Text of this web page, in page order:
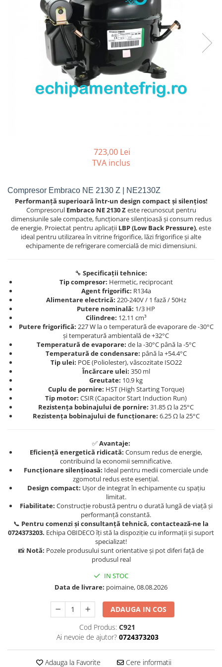
REZISTENTE DIGIVRARE
REZISTENTE SILICONICE
Ventilatoare
Ventilatoare EbmPapst
Ventilatoare WEIGUANG
Ventilatoare turbina
VENTILATOARE AXIALE
Compresoare Cubigel R134a
Compresoare Cubigel R404a
Compresoare Jiaxipera
VAPORIZATOARE LU-VE
723,00 Lei
TVA inclus
Compresor Embraco NE 2130 Z | NE2130Z
Performanță superioară într-un design compact și silențios!
Compresorul Embraco NE 2130 Zeste recunoscut pentru
dimensiunile sale compacte, funcționare silențioasă și consum redus
de energie. Proiectat pentru aplicații LBP (Low Back Pressure), este
ideal pentru utilizarea în vitrine frigorifice, lăzi frigorifice și alte
echipamente de refrigerare comercială de mici dimensiuni.
🔧 Specificații tehnice:
Tip compresor: Hermetic, reciprocant
Agent frigorific: R134a
Alimentare electrică: 220-240V / 1 fază / 50Hz
Putere nominală: 1/3 HP
Cilindree: 12.11 cm³
Putere frigorifică: 227 W la o temperatură de evaporare de -30°C
și temperatură ambientală de +32°C
Temperatură de evaporare: de la -30°C până la -5°C
Temperatură de condensare: până la +54.4°C
Tip ulei: POE (Poliolester), vâscozitate ISO22
Încărcare ulei: 350 ml
Greutate: 10.9 kg
Cuplu de pornire: HST (High Starting Torque)
Tip motor: CSIR (Capacitor Start Induction Run)
Rezistența bobinajului de pornire: 31.85 Ω la 25°C
Rezistența bobinajului de funcționare: 6.25 Ω la 25°C
✅Avantaje:
Eficiență energetică ridicată: Consum redus de energie,
contribuind la economii semnificative.
Funcționare silențioasă: Ideal pentru medii comerciale unde
zgomotul redus este esențial.
Design compact: Ușor de integrat în echipamente cu spațiu
limitat.
Fiabilitate: Construcție robustă pentru o durată lungă de viață și
performanță constantă.
📞 Pentru comenzi și consultanță tehnică, contactează-ne la
0724373203. Echipa OBIDECO îți stă la dispoziție cu informații și suport
specializat!
📸 Notă: Pozele produsului sunt orientative și pot diferi față de
produsul real
IN STOC
Data de livrare: poimaine, 08.08.2026
ADAUGA IN COS
Cod Produs: C921
Ai nevoie de ajutor? 0724373203
Adauga la Favorite Cere informatii